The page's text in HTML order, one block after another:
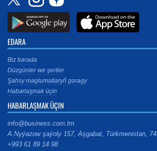
EDARA
Biz barada
Düzgünler we şertler
Şahsy maglumatlaryň goragy
Habarlaşmak üçin
HABARLAŞMAK ÜÇIN
info@business.com.tm
A.Nyýazow şaýoly 157, Aşgabat, Türkmenistan,
+993 61 89 14 98